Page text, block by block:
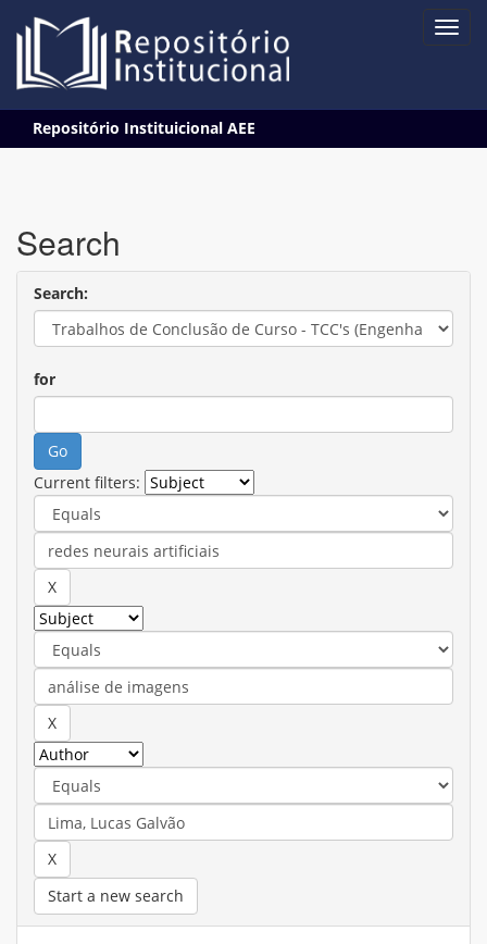
navigation
Repositório Instituicional AEE
Search
Search:
for
Current filters:
Start a new search